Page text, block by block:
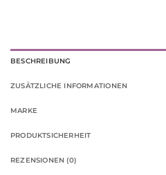
BESCHREIBUNG
ZUSÄTZLICHE INFORMATIONEN
MARKE
PRODUKTSICHERHEIT
REZENSIONEN (0)